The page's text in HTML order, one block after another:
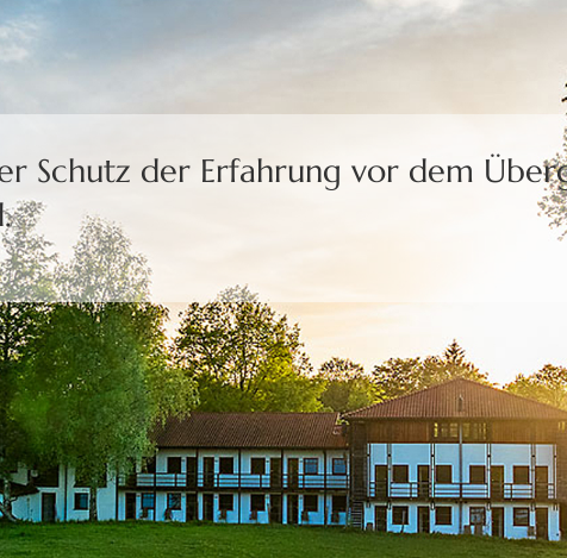
Schutz der Erfahrung vor dem
uns die Freiheit,eine Wahl zu